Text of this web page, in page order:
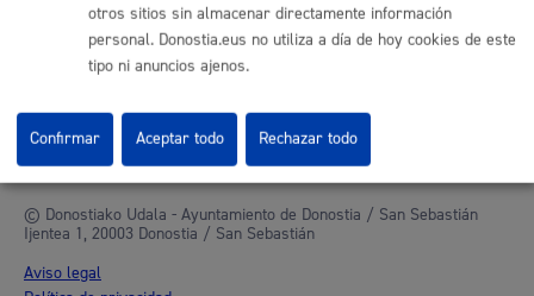
Síguenos en redes sociales
© Donostiako Udala - Ayuntamiento de Donostia / San Sebastián
Ijentea 1, 20003 Donostia / San Sebastián
Aviso legal
otros sitios sin almacenar directamente información
personal. Donostia.eus no utiliza a día de hoy cookies de este
tipo ni anuncios ajenos.
Rechazar todo
Confirmar Aceptar todo